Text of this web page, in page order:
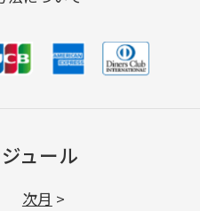
ュール
次月